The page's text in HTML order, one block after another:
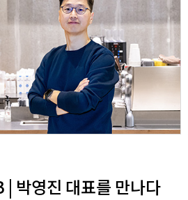
박영진 대표를 만나다